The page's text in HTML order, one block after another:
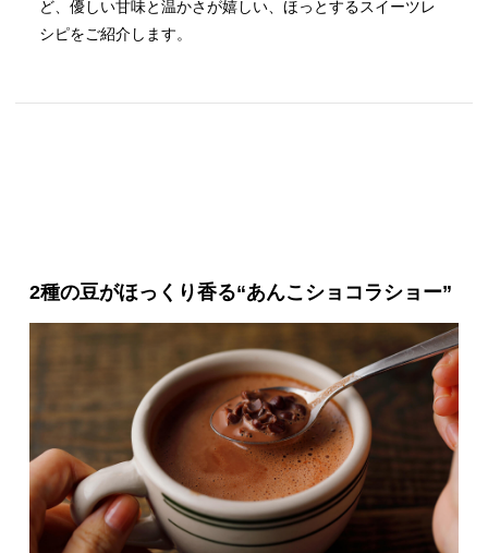
ど、優しい甘味と温かさが嬉しい、ほっとするスイーツレ
シピをご紹介します。
2種の豆がほっくり香る“あんこショコラショー”